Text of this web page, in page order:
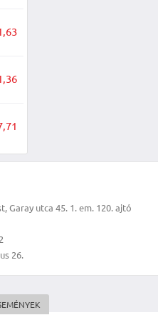
Garay utca 45. 1. em. 120. ajtó
26.